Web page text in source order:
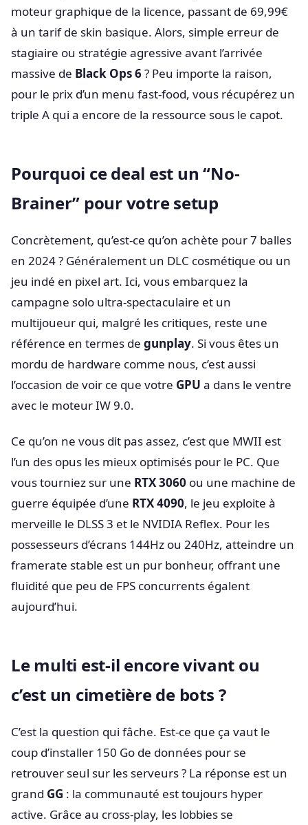
moteur graphique de la licence, passant de 69,99€
à un tarif de skin basique. Alors, simple erreur de
stagiaire ou stratégie agressive avant l’arrivée
massive de Black Ops 6? Peu importe la raison,
pour le prix d’un menu fast-food, vous récupérez un
triple A qui a encore de la ressource sous le capot.
Pourquoi ce deal est un “No-
Brainer” pour votre setup
Concrètement, qu’est-ce qu’on achète pour 7 balles
en 2024 ? Généralement un DLC cosmétique ou un
jeu indé en pixel art. Ici, vous embarquez la
campagne solo ultra-spectaculaire et un
multijoueur qui, malgré les critiques, reste une
référence en termes de gunplay. Si vous êtes un
mordu de hardware comme nous, c’est aussi
l’occasion de voir ce que votre GPU a dans le ventre
avec le moteur IW 9.0.
Ce qu’on ne vous dit pas assez, c’est que MWII est
l’un des opus les mieux optimisés pour le PC. Que
vous tourniez sur une RTX 3060 ou une machine de
guerre équipée d’une RTX 4090, le jeu exploite à
merveille le DLSS 3 et le NVIDIA Reflex. Pour les
possesseurs d’écrans 144Hz ou 240Hz, atteindre un
framerate stable est un pur bonheur, offrant une
fluidité que peu de FPS concurrents égalent
aujourd’hui.
Le multi est-il encore vivant ou
c’est un cimetière de bots ?
C’est la question qui fâche. Est-ce que ça vaut le
coup d’installer 150 Go de données pour se
retrouver seul sur les serveurs ? La réponse est un
grand GG : la communauté est toujours hyper
active. Grâce au cross-play, les lobbies se